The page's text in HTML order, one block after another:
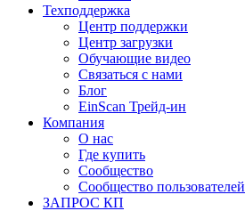
Техподдержка
Центр поддержки
Центр загрузки
Обучающие видео
Связаться с нами
Блог
EinScan Трейд-ин
Компания
О нас
Где купить
Сообщество
Сообщество пользователей
ЗАПРОС КП